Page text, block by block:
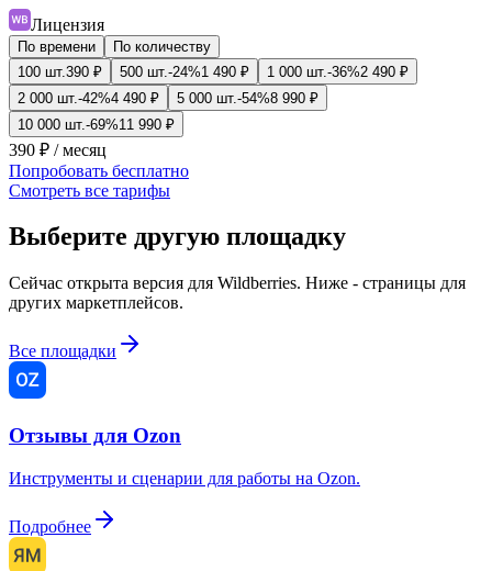
Лицензия
По времени
По количеству
100 шт. 390 ₽ 500 шт. -24%1 490 ₽ 1 000 шт. -36%2 490 ₽
2 000 шт. -42%4 490 ₽ 5 000 шт. -54%8 990 ₽
10 000 шт. -69%11 990 ₽
390 ₽ / месяц
Попробовать бесплатно
Смотреть все тарифы
Выберите другую площадку
Сейчас открыта версия для Wildberries. Ниже - страницы для
других маркетплейсов.
Все площадки
Отзывы для Ozon
Инструменты и сценарии для работы на Ozon.
Подробнее